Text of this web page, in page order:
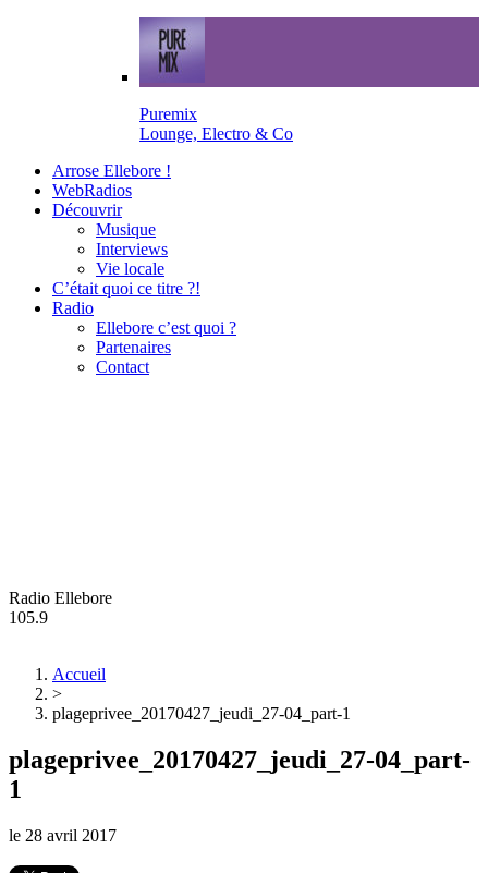
Puremix
Lounge, Electro & Co
Arrose Ellebore !
WebRadios
Découvrir
Musique
Interviews
Vie locale
C’était quoi ce titre ?!
Radio
Ellebore c’est quoi ?
Partenaires
Contact
Radio Ellebore
105.9
Accueil
>
plageprivee_20170427_jeudi_27-04_part-1
plageprivee_20170427_jeudi_27-04_part-
1
le 28 avril 2017